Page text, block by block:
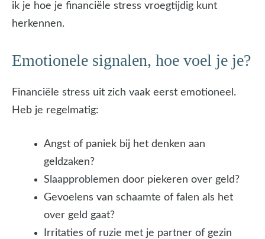
ik je hoe je financiële stress vroegtijdig kunt
herkennen.
Emotionele signalen, hoe voel je je?
Financiële stress uit zich vaak eerst emotioneel.
Heb je regelmatig:
Angst of paniek bij het denken aan
geldzaken?
Slaapproblemen door piekeren over geld?
Gevoelens van schaamte of falen als het
over geld gaat?
Irritaties of ruzie met je partner of gezin